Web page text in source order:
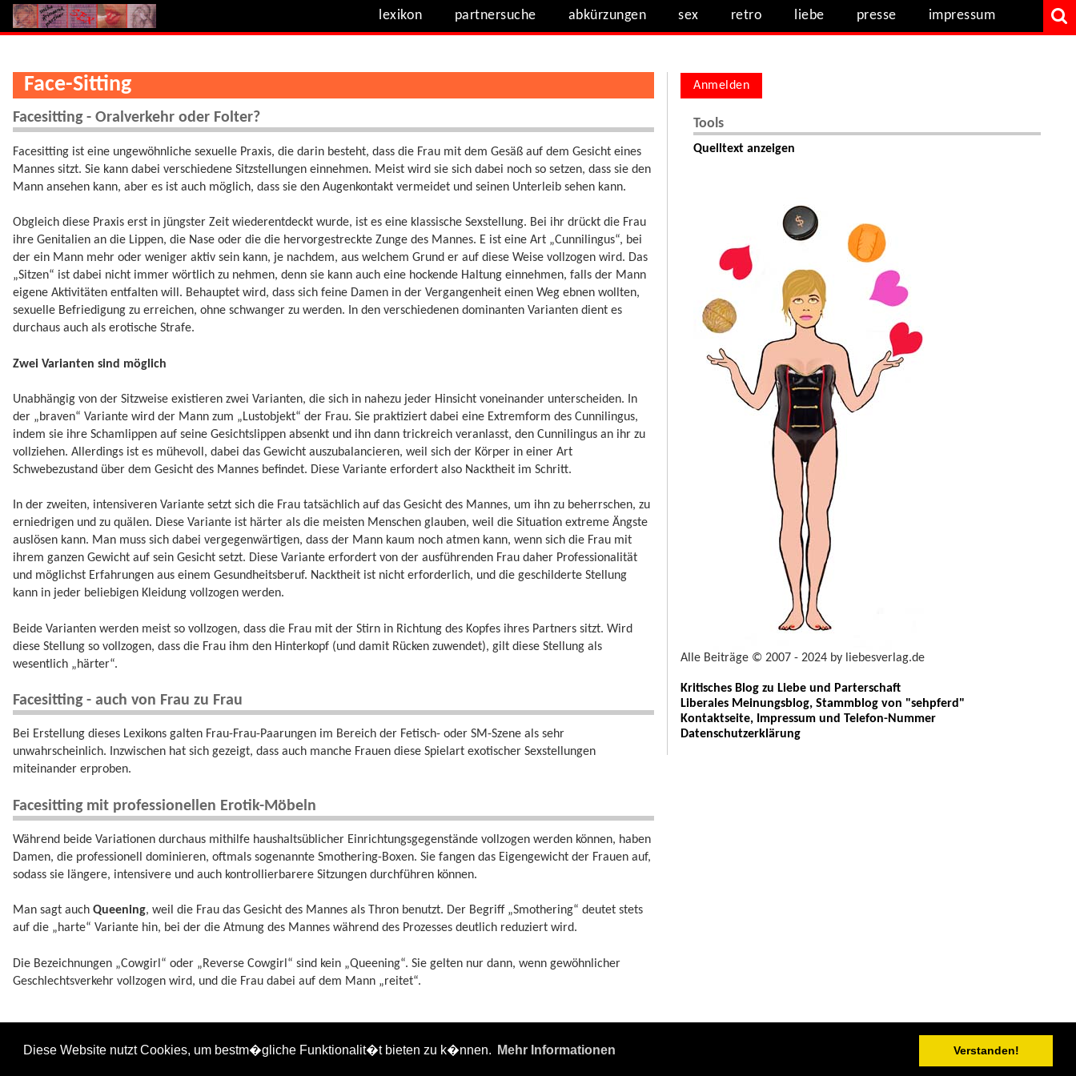
Diese Website nutzt Cookies, um bestm�gliche Funktionalit�t bieten zu k�nnen. Mehr Informationen Verstanden!
lexikon partnersuche abkürzungen sex retro liebe presse impressum
Face-Sitting
Facesitting - Oralverkehr oder Folter?
Facesitting ist eine ungewöhnliche sexuelle Praxis, die darin besteht, dass die Frau mit dem Gesäß auf dem Gesicht eines
Mannes sitzt. Sie kann dabei verschiedene Sitzstellungen einnehmen. Meist wird sie sich dabei noch so setzen, dass sie den
Mann ansehen kann, aber es ist auch möglich, dass sie den Augenkontakt vermeidet und seinen Unterleib sehen kann.
Obgleich diese Praxis erst in jüngster Zeit wiederentdeckt wurde, ist es eine klassische Sexstellung. Bei ihr drückt die Frau
ihre Genitalien an die Lippen, die Nase oder die die hervorgestreckte Zunge des Mannes. E ist eine Art „Cunnilingus“, bei
der ein Mann mehr oder weniger aktiv sein kann, je nachdem, aus welchem Grund er auf diese Weise vollzogen wird. Das
„Sitzen“ ist dabei nicht immer wörtlich zu nehmen, denn sie kann auch eine hockende Haltung einnehmen, falls der Mann
eigene Aktivitäten entfalten will. Behauptet wird, dass sich feine Damen in der Vergangenheit einen Weg ebnen wollten,
sexuelle Befriedigung zu erreichen, ohne schwanger zu werden. In den verschiedenen dominanten Varianten dient es
durchaus auch als erotische Strafe.
Zwei Varianten sind möglich
Unabhängig von der Sitzweise existieren zwei Varianten, die sich in nahezu jeder Hinsicht voneinander unterscheiden. In
der „braven“ Variante wird der Mann zum „Lustobjekt“ der Frau. Sie praktiziert dabei eine Extremform des Cunnilingus,
indem sie ihre Schamlippen auf seine Gesichtslippen absenkt und ihn dann trickreich veranlasst, den Cunnilingus an ihr zu
vollziehen. Allerdings ist es mühevoll, dabei das Gewicht auszubalancieren, weil sich der Körper in einer Art
Schwebezustand über dem Gesicht des Mannes befindet. Diese Variante erfordert also Nacktheit im Schritt.
In der zweiten, intensiveren Variante setzt sich die Frau tatsächlich auf das Gesicht des Mannes, um ihn zu beherrschen, zu
erniedrigen und zu quälen. Diese Variante ist härter als die meisten Menschen glauben, weil die Situation extreme Ängste
auslösen kann. Man muss sich dabei vergegenwärtigen, dass der Mann kaum noch atmen kann, wenn sich die Frau mit
ihrem ganzen Gewicht auf sein Gesicht setzt. Diese Variante erfordert von der ausführenden Frau daher Professionalität
und möglichst Erfahrungen aus einem Gesundheitsberuf. Nacktheit ist nicht erforderlich, und die geschilderte Stellung
kann in jeder beliebigen Kleidung vollzogen werden.
Beide Varianten werden meist so vollzogen, dass die Frau mit der Stirn in Richtung des Kopfes ihres Partners sitzt. Wird
diese Stellung so vollzogen, dass die Frau ihm den Hinterkopf (und damit Rücken zuwendet), gilt diese Stellung als
wesentlich „härter“.
Facesitting - auch von Frau zu Frau
Bei Erstellung dieses Lexikons galten Frau-Frau-Paarungen im Bereich der Fetisch- oder SM-Szene als sehr
unwahrscheinlich. Inzwischen hat sich gezeigt, dass auch manche Frauen diese Spielart exotischer Sexstellungen
miteinander erproben.
Facesitting mit professionellen Erotik-Möbeln
Während beide Variationen durchaus mithilfe haushaltsüblicher Einrichtungsgegenstände vollzogen werden können, haben
Damen, die professionell dominieren, oftmals sogenannte Smothering-Boxen. Sie fangen das Eigengewicht der Frauen auf,
sodass sie längere, intensivere und auch kontrollierbarere Sitzungen durchführen können.
Man sagt auch Queening, weil die Frau das Gesicht des Mannes als Thron benutzt. Der Begriff „Smothering“ deutet stets
auf die „harte“ Variante hin, bei der die Atmung des Mannes während des Prozesses deutlich reduziert wird.
Die Bezeichnungen „Cowgirl“ oder „Reverse Cowgirl“ sind kein „Queening“. Sie gelten nur dann, wenn gewöhnlicher
Geschlechtsverkehr vollzogen wird, und die Frau dabei auf dem Mann „reitet“.
Anmelden
Tools
Quelltext anzeigen
Alle Beiträge © 2007 - 2024 by liebesverlag.de
Kritisches Blog zu Liebe und Parterschaft
Liberales Meinungsblog, Stammblog von "sehpferd"
Kontaktseite, Impressum und Telefon-Nummer
Datenschutzerklärung
Falls nicht anders bezeichnet, ist der Inhalt dieses Wikis unter der folgenden Lizenz veröffentlicht: CC Attribution-Share Alike 4.0 International